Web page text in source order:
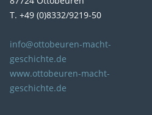
T. +49 (0)8332/9219-50
info@ottobeuren-macht-
geschichte.de
www.ottobeuren-macht-
geschichte.de